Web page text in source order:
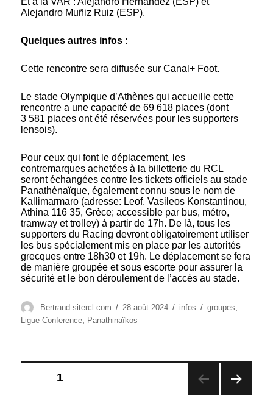
Alejandro Muñiz Ruiz (ESP).
Quelques autres infos :
Cette rencontre sera diffusée sur Canal+ Foot.
Le stade Olympique d’Athènes qui accueille cette
rencontre a une capacité de 69 618 places (dont
3 581 places ont été réservées pour les supporters
lensois).
Pour ceux qui font le déplacement, les
contremarques achetées à la billetterie du RCL
seront échangées contre les tickets officiels au stade
Panathénaïque, également connu sous le nom de
Kallimarmaro (adresse: Leof. Vasileos Konstantinou,
Athina 116 35, Grèce; accessible par bus, métro,
tramway et trolley) à partir de 17h. De là, tous les
supporters du Racing devront obligatoirement utiliser
les bus spécialement mis en place par les autorités
grecques entre 18h30 et 19h. Le déplacement se fera
de manière groupée et sous escorte pour assurer la
sécurité et le bon déroulement de l’accès au stade.
Auteur
Bertrand sitercl.com
Publié
le
28 août 2024 Catégories
infos Étiquettes
groupes
Ligue Conference
Panathinaïkos
Pagination
1